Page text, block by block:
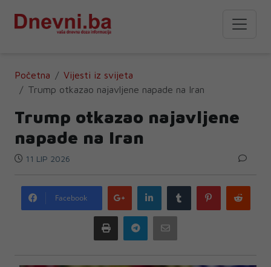
Početna
Vijesti iz svijeta
Trump otkazao najavljene napade na Iran
Trump otkazao najavljene
napade na Iran
11 LIP 2026
Facebook
Google
plus
LinkedIn Tumblr Pinterest
Print Telegram